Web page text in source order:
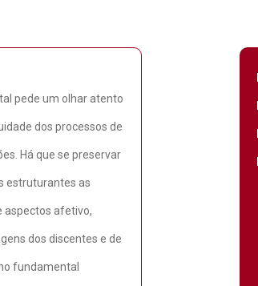
pede um olhar atento
dos processos de
Há que se preservar
estruturantes as
aspectos afetivo,
dos discentes e de
fundamental